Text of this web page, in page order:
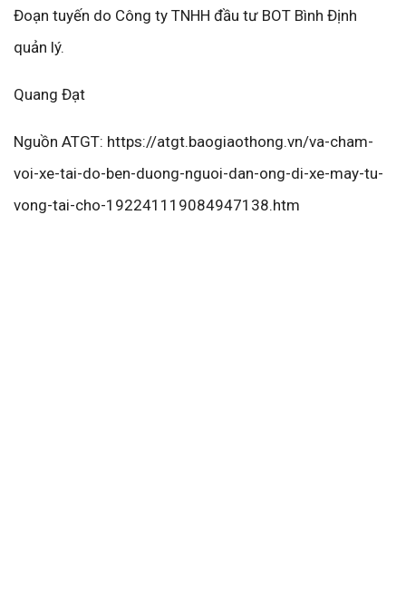
Đoạn tuyến do Công ty TNHH đầu tư BOT Bình Định
quản lý.
Quang Đạt
Nguồn ATGT: https://atgt.baogiaothong.vn/va-cham-
voi-xe-tai-do-ben-duong-nguoi-dan-ong-di-xe-may-tu-
vong-tai-cho-192241119084947138.htm